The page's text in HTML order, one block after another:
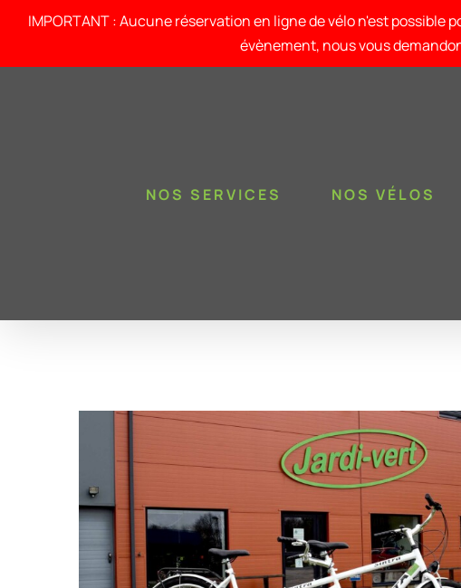
IMPORTANT : Aucune réservation en ligne de vélo n'est
évènement, nous vous
NOS SERVICES NOS VÉLOS